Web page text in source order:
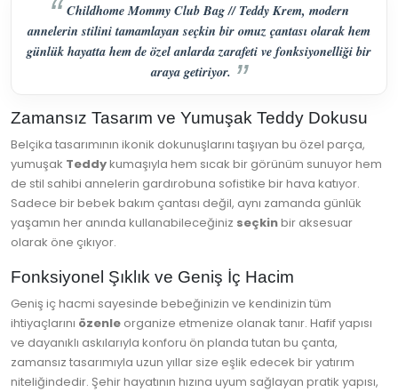
Childhome Mommy Club Bag // Teddy Krem, modern
annelerin stilini tamamlayan seçkin bir omuz çantası olarak hem
günlük hayatta hem de özel anlarda zarafeti ve fonksiyonelliği bir
araya getiriyor.
Zamansız Tasarım ve Yumuşak Teddy Dokusu
Belçika tasarımının ikonik dokunuşlarını taşıyan bu özel parça,
yumuşak Teddykumaşıyla hem sıcak bir görünüm sunuyor hem
de stil sahibi annelerin gardırobuna sofistike bir hava katıyor.
Sadece bir bebek bakım çantası değil, aynı zamanda günlük
yaşamın her anında kullanabileceğiniz seçkinbir aksesuar
olarak öne çıkıyor.
Fonksiyonel Şıklık ve Geniş İç Hacim
Geniş iç hacmi sayesinde bebeğinizin ve kendinizin tüm
ihtiyaçlarını özenle organize etmenize olanak tanır. Hafif yapısı
ve dayanıklı askılarıyla konforu ön planda tutan bu çanta,
zamansız tasarımıyla uzun yıllar size eşlik edecek bir yatırım
niteliğindedir. Şehir hayatının hızına uyum sağlayan pratik yapısı,